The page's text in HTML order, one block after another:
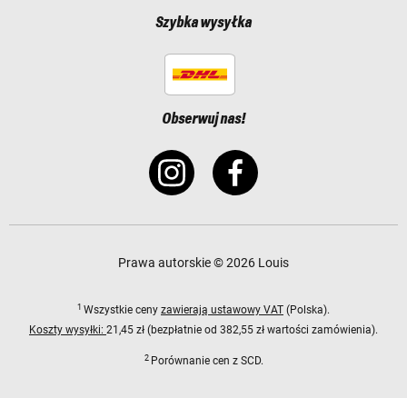
Szybka wysyłka
Obserwuj nas!
Prawa autorskie © 2026 Louis
1 Wszystkie ceny zawierają ustawowy VAT (Polska).
Koszty wysyłki: 21,45 zł (bezpłatnie od 382,55 zł wartości zamówienia).
2 Porównanie cen z SCD.